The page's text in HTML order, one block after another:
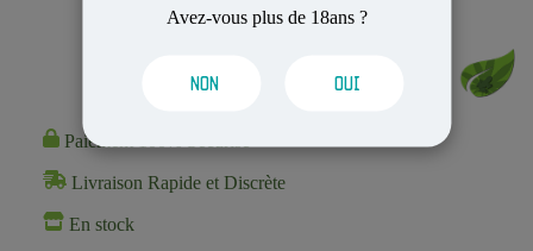
Avez-vous plus de 18ans ?
NON OUI
Paiement 100% Sécurisé
Livraison Rapide et Discrète
En stock